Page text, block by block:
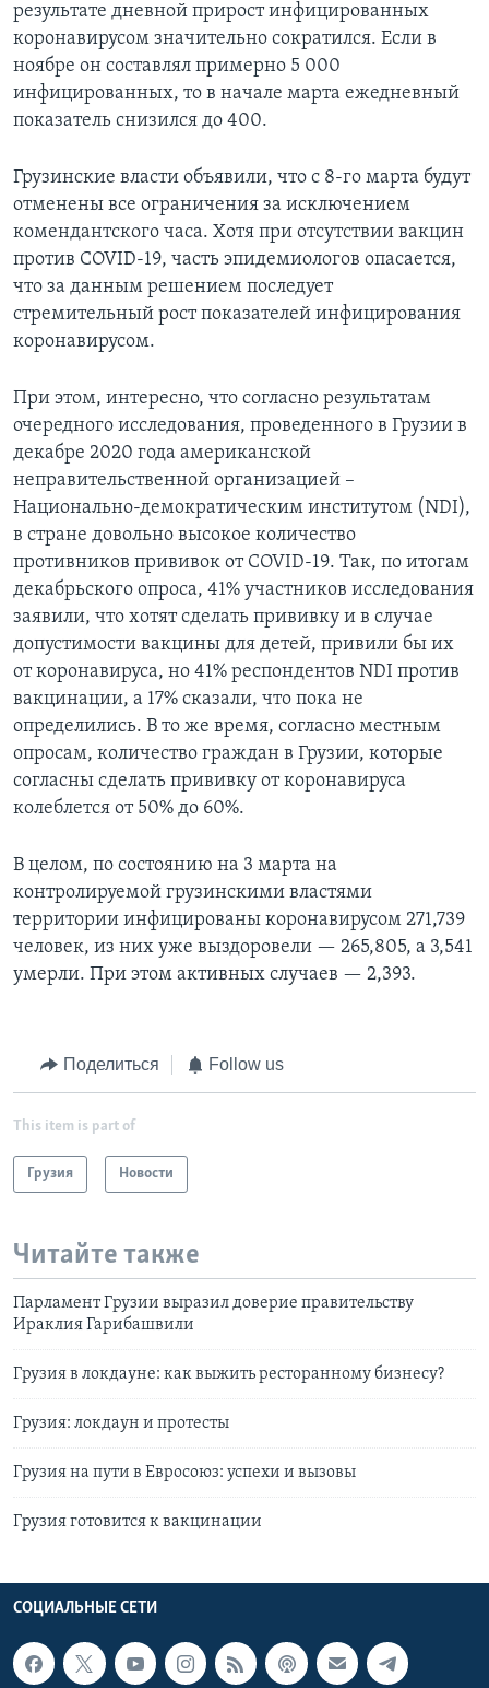
результате дневной прирост инфицированных
коронавирусом значительно сократился. Если в
ноябре он составлял примерно 5 000
инфицированных, то в начале марта ежедневный
показатель снизился до 400.
Грузинские власти объявили, что с 8-го марта будут
отменены все ограничения за исключением
комендантского часа. Хотя при отсутствии вакцин
против COVID-19, часть эпидемиологов опасается,
что за данным решением последует
стремительный рост показателей инфицирования
коронавирусом.
При этом, интересно, что согласно результатам
очередного исследования, проведенного в Грузии в
декабре 2020 года американской
неправительственной организацией –
Национально-демократическим институтом (NDI),
в стране довольно высокое количество
противников прививок от COVID-19. Так, по итогам
декабрьского опроса, 41% участников исследования
заявили, что хотят сделать прививку и в случае
допустимости вакцины для детей, привили бы их
от коронавируса, но 41% респондентов NDI против
вакцинации, а 17% сказали, что пока не
определились. В то же время, согласно местным
опросам, количество граждан в Грузии, которые
согласны сделать прививку от коронавируса
колеблется от 50% до 60%.
В целом, по состоянию на 3 марта на
контролируемой грузинскими властями
территории инфицированы коронавирусом 271,739
человек, из них уже выздоровели — 265,805, а 3,541
умерли. При этом активных случаев — 2,393.
Поделиться Follow us
This item is part of
Грузия Новости
Читайте также
Парламент Грузии выразил доверие правительству
Ираклия Гарибашвили
Грузия в локдауне: как выжить ресторанному бизнесу?
Грузия: локдаун и протесты
Грузия на пути в Евросоюз: успехи и вызовы
Грузия готовится к вакцинации
СОЦИАЛЬНЫЕ СЕТИ